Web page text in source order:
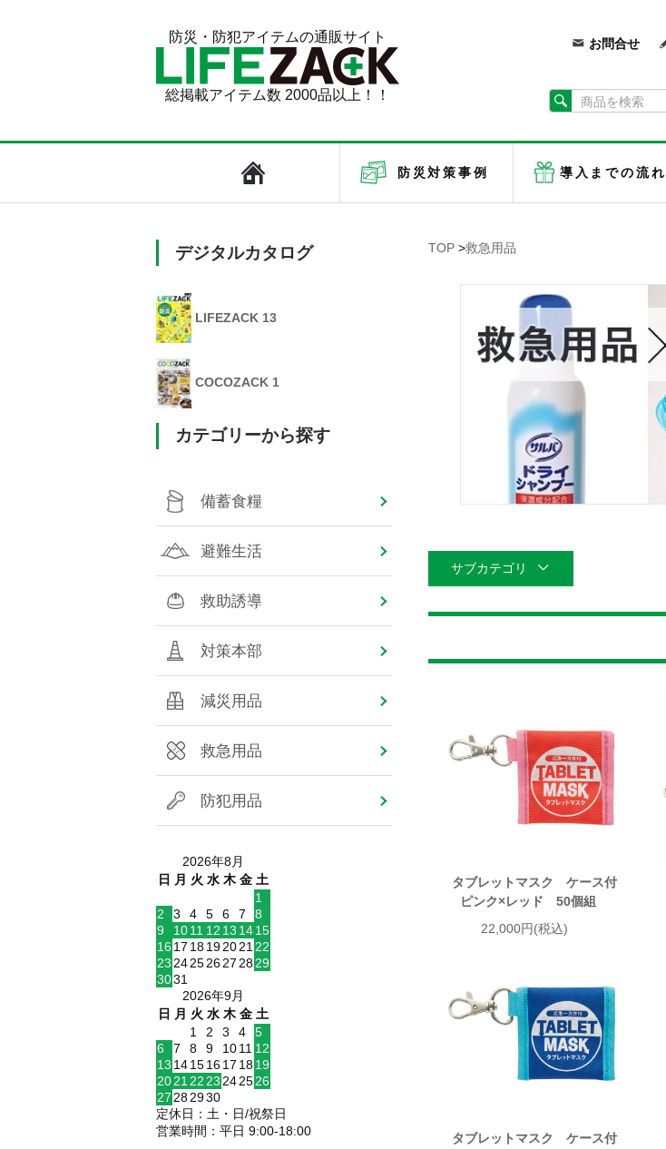
防災・防犯アイテムの通販サイト
総掲載アイテム数 2000品以上！！
お問合せ
防災対策事例 導入までの流れ
TOP >救急用品
サブカテゴリ
タブレットマスク ケース付
ピンク×レッド 50個組
22,000円(税込)
タブレットマスク ケース付
デジタルカタログ
LIFEZACK 13
COCOZACK 1
カテゴリーから探す
備蓄食糧
避難生活
救助誘導
対策本部
減災用品
救急用品
防犯用品
2026年8月
日
月 火 水 木 金 土
1
2
3 4 5 6 7
8
9
1011 12 13 1415
16 17 18192021 22
23 24252627 2829
3031
2026年9月
日
月 火 水 木 金 土
1
2 3 4
5
6
7 8 9 1011 12
13 14151617 1819
2021 22 23 242526
27 282930
定休日：土・日/祝祭日
営業時間：平日 9:00-18:00